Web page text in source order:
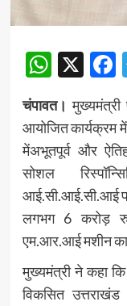
X
चंपावत। मुख्यमंत्री
आयोजित कार्यक्रम
मेंअभूतपूर्व और
सोशल
आई.सी.आई.सी.आई
लगभग 6 करोड़
एम.आर.आई मशीन का
मुख्यमंत्री ने कहा
विकसित